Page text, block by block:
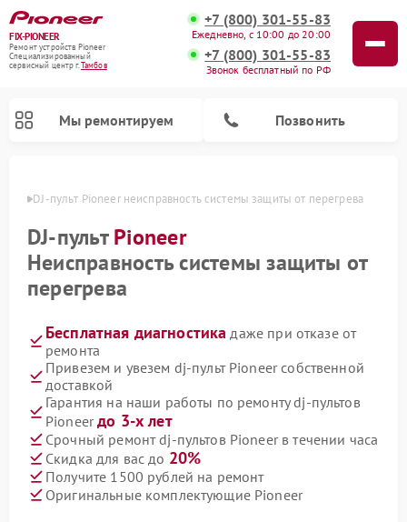
FIX-PIONEER
Ремонт устройств Pioneer
Специализированный
cервисный центр г.Тамбов
+7 (800) 301-55-83
Ежедневно, с 10:00 до 20:00
+7 (800) 301-55-83
Звонок бесплатный по РФ
Мы ремонтируем Позвонить
DJ-пульт Pioneer неисправность системы защиты от перегрева
DJ-пультPioneer
Неисправность системы защиты от
перегрева
Бесплатная диагностика даже при отказе от
ремонта
Привезем и увезем dj-пульт Pioneer собственной
доставкой
Гарантия на наши работы по ремонту dj-пультов
Pioneerдо 3-х лет
Срочный ремонт dj-пультов Pioneer в течении часа
Скидка для вас до 20%
Получите 1500 рублей на ремонт
Оригинальные комплектующие Pioneer